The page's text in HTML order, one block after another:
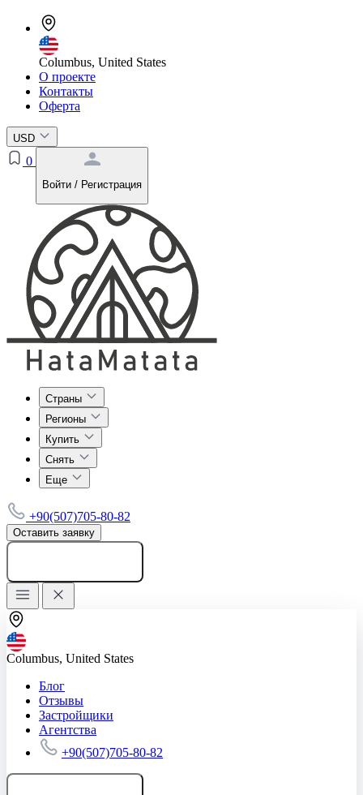
Columbus, United States
О проекте
Контакты
Оферта
USD
0
Войти / Регистрация
Страны
Регионы
Купить
Снять
Еще
+90(507)705-80-82
Оставить заявку
Columbus, United States
Блог
Отзывы
Застройщики
Агентства
+90(507)705-80-82